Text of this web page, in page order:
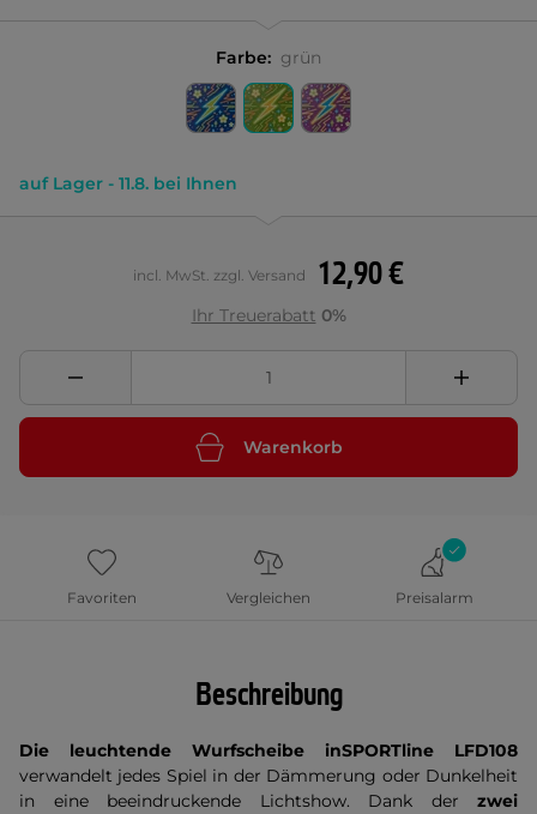
Farbe: grün
auf Lager - 11.8. bei Ihnen
12,90 €
incl. MwSt. zzgl. Versand
Ihr Treuerabatt 0%
Warenkorb
Favoriten Vergleichen Preisalarm
Beschreibung
Die leuchtende Wurfscheibe inSPORTline LFD108
verwandelt jedes Spiel in der Dämmerung oder Dunkelheit
in eine beeindruckende Lichtshow. Dank der zwei